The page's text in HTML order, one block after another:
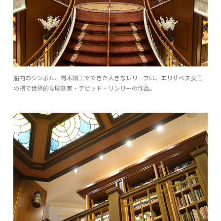
船内のシンボル、寄木細工でできた大きなレリーフは、エリザベス女王
の甥で世界的な彫刻家・デビッド・リンリーの作品。